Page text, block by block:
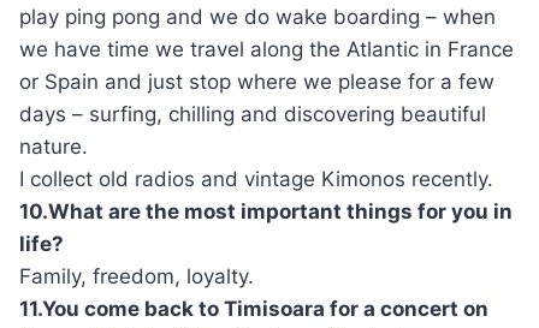
play ping pong and we do wake boarding – when
we have time we travel along the Atlantic in France
or Spain and just stop where we please for a few
days – surfing, chilling and discovering beautiful
nature.
I collect old radios and vintage Kimonos recently.
10.What are the most important things for you in
life?
Family, freedom, loyalty.
11.You come back to Timisoara for a concert on